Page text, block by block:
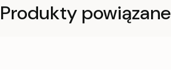
Produkty powiązane